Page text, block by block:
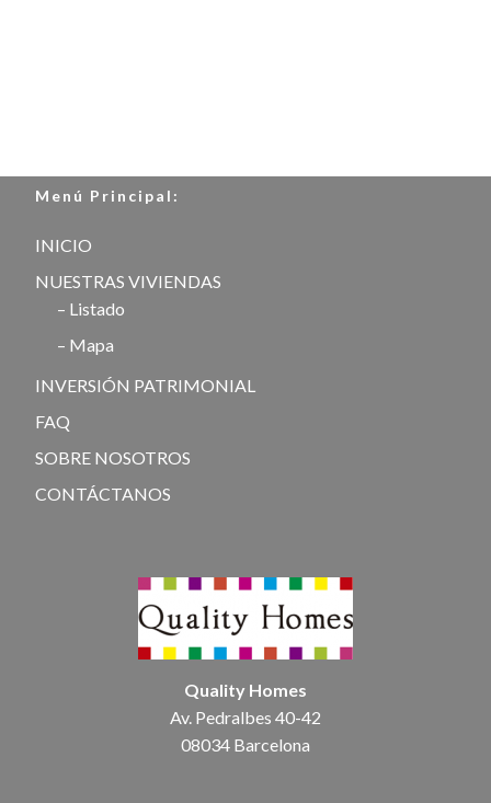
Menú Principal:
INICIO
NUESTRAS VIVIENDAS
– Listado
– Mapa
INVERSIÓN PATRIMONIAL
FAQ
SOBRE NOSOTROS
CONTÁCTANOS
Quality Homes
Av. Pedralbes 40-42
08034 Barcelona